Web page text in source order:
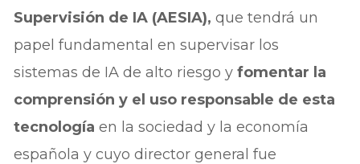
Supervisión de IA (AESIA), que tendrá un
papel fundamental en supervisar los
sistemas de IA de alto riesgo yfomentar la
comprensión y el uso responsable de esta
tecnología en la sociedad y la economía
española y cuyo director general fue